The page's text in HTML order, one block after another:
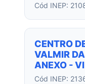
Cód INEP:
CENTRO
VALMIR
ANEXO -
Cód INEP: